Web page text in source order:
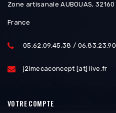
Zone artisanale AUBOUAS,
France
05.62.09.45.38 /
j2lmecaconcept [at] live.fr
VOTRE COMPTE